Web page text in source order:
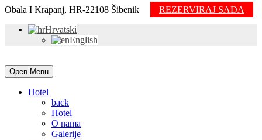
Obala I Krapanj, HR-22108 Šibenik
REZERVIRAJ SADA
Hrvatski
English
Open Menu
Hotel
back
Hotel
O nama
Galerije